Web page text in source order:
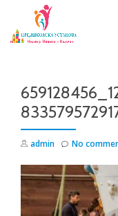
Skip
admin No